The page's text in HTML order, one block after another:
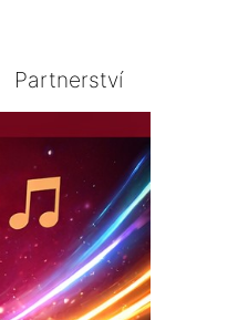
Partnerství